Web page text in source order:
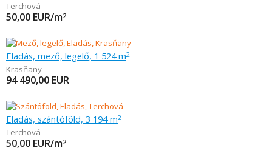
Terchová
50,00 EUR/m2
Eladás, mező, legelő, 1 524 m2
Krasňany
94 490,00 EUR
Eladás, szántóföld, 3 194 m2
Terchová
50,00 EUR/m2